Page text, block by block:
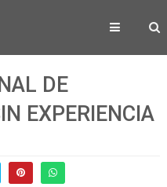
DE
EXPERIENCIA